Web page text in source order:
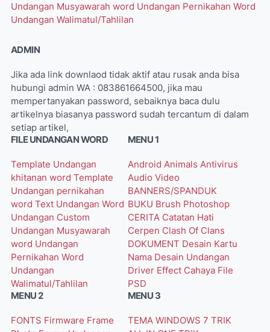
Undangan Musyawarah word Undangan Pernikahan Word
Undangan Walimatul/Tahlilan
ADMIN
Jika ada link downlaod tidak aktif atau rusak anda bisa
hubungi admin WA : 083861664500, jika mau
mempertanyakan password, sebaiknya baca dulu
artikelnya biasanya password sudah tercantum di dalam
setiap artikel,
FILE UNDANGAN WORD
Template Undangan
khitanan word Template
Undangan pernikahan
word Text Undangan Word
Undangan Custom
Undangan Musyawarah
word Undangan
Pernikahan Word
Undangan
Walimatul/Tahlilan
MENU 1
Android Animals Antivirus
Audio Video
BANNERS/SPANDUK
BUKU Brush Photoshop
CERITA Catatan Hati
Cerpen Clash Of Clans
DOKUMENT Desain Kartu
Nama Desain Undangan
Driver Effect Cahaya File
PSD
MENU 2
FONTS Firmware Frame
MENU 3
TEMA WINDOWS 7 TRIK